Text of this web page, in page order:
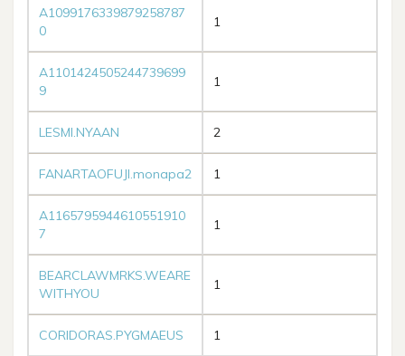
A1099176339879258787
0
1
A1101424505244739699
9
1
LESMI.NYAAN 2
FANARTAOFUJI.monapa2 1
A1165795944610551910
7
1
BEARCLAWMRKS.WEARE
WITHYOU
1
CORIDORAS.PYGMAEUS 1